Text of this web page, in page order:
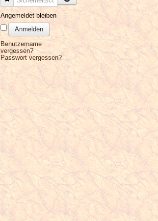
Angemeldet bleiben
Anmelden
Benutzername
vergessen?
Passwort vergessen?